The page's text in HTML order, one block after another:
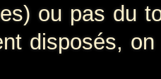
ou pas du
disposés,